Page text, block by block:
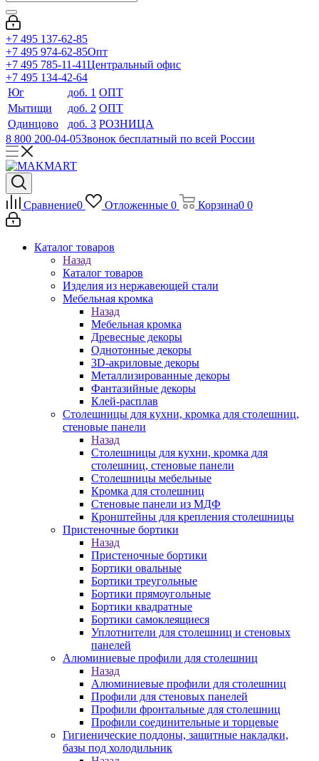
+7 495 137-62-85
+7 495 974-62-85Опт
+7 495 785-11-41Центральный офис
+7 495 134-42-64
Юг
доб. 1 ОПТ
Мытищи
доб. 2 ОПТ
Одинцово
доб. 3 РОЗНИЦА
8 800 200-04-05Звонок бесплатный по всей России
Сравнение0 Отложенные 0 Корзина0 0
Каталог товаров
Назад
Каталог товаров
Изделия из нержавеющей стали
Мебельная кромка
Назад
Мебельная кромка
Древесные декоры
Однотонные декоры
3D-акриловые декоры
Металлизированные декоры
Фантазийные декоры
Клей-расплав
Столешницы для кухни, кромка для столешниц,
стеновые панели
Назад
Столешницы для кухни, кромка для
столешниц, стеновые панели
Столешницы мебельные
Кромка для столешниц
Стеновые панели из МДФ
Кронштейны для крепления столешницы
Пристеночные бортики
Назад
Пристеночные бортики
Бортики овальные
Бортики треугольные
Бортики прямоугольные
Бортики квадратные
Бортики самоклеящиеся
Уплотнители для столешниц и стеновых
панелей
Алюминиевые профили для столешниц
Назад
Алюминиевые профили для столешниц
Профили для стеновых панелей
Профили фронтальные для столешниц
Профили соединительные и торцевые
Гигиенические поддоны, защитные накладки,
базы под холодильник